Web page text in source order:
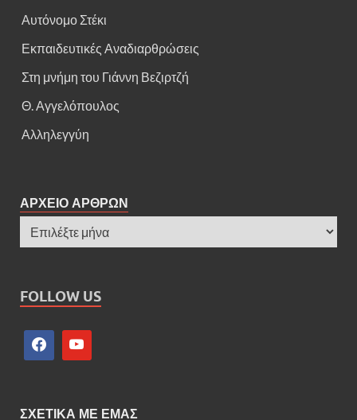
Αυτόνομο Στέκι
Εκπαιδευτικές Αναδιαρθρώσεις
Στη μνήμη του Γιάννη Βεζιρτζή
Θ. Αγγελόπουλος
Αλληλεγγύη
ΑΡΧΕΙΟ ΑΡΘΡΩΝ
FOLLOW US
ΣΧΕΤΙΚΑ ΜΕ ΕΜΑΣ